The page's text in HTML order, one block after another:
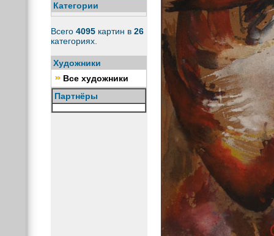
Категории
Всего 4095 картин в 26
категориях.
Художники
Все художники
Партнёры